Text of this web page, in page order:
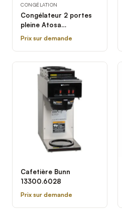
CONGÉLATION
Congélateur 2 portes
pleine Atosa
MCF8721ES
Prix sur demande
Cafetière Bunn
13300.6028
Prix sur demande